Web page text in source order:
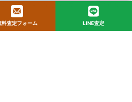
丁目１２−１６ セントフォービル ２０３
All Rights Reserved.
料査定フォーム LINE査定